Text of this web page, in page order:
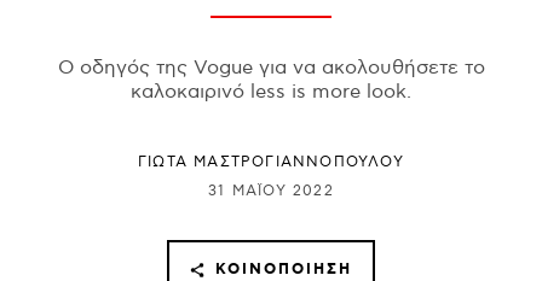
Ο οδηγός της Vogue για να ακολουθήσετε το
καλοκαιρινό less is more look.
ΓΙΩΤΑ ΜΑΣΤΡΟΓΙΑΝΝΟΠΟΥΛΟΥ
31 ΜΑΪ́ΟΥ 2022
ΚΟΙΝΟΠΟΊΗΣΗ